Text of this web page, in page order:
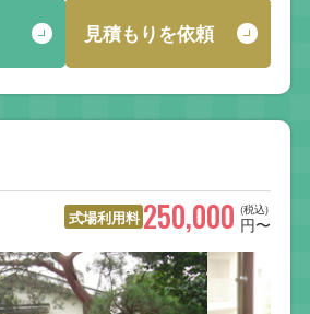
見積もりを依頼
式場利用料 (税込)
250,000 円〜